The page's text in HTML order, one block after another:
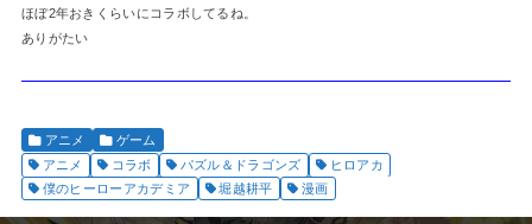
ほぼ2年おきくらいにコラボしてるね。
ありがたい
アニメ
ゲーム
アニメ
コラボ パズル＆ドラゴンズ
ヒロアカ
僕のヒーローアカデミア
堀越耕平 漫画